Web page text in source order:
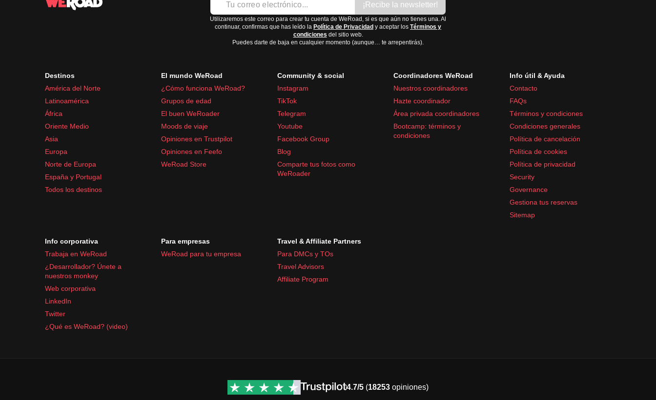
¡Recibe la newsletter!
Utilizaremos este correo para crear tu cuenta de WeRoad, si es que aún no tienes una. Al
continuar, confirmas que has leído la Política de Privacidad y aceptar los Términos y
condiciones del sitio web.
Puedes darte de baja en cualquier momento (aunque… te arrepentirás).
Destinos
América del Norte
Latinoamérica
África
Oriente Medio
Asia
Europa
Norte de Europa
España y Portugal
Todos los destinos
El mundo WeRoad
¿Cómo funciona WeRoad?
Grupos de edad
El buen WeRoader
Moods de viaje
Opiniones en Trustpilot
Opiniones en Feefo
WeRoad Store
Community & social
Instagram
TikTok
Telegram
Youtube
Facebook Group
Blog
Comparte tus fotos como
WeRoader
Coordinadores WeRoad
Nuestros coordinadores
Hazte coordinador
Área privada coordinadores
Bootcamp: términos y
condiciones
Info útil & Ayuda
Contacto
FAQs
Términos y condiciones
Condiciones generales
Política de cancelación
Política de cookies
Política de privacidad
Security
Governance
Gestiona tus reservas
Sitemap
Info corporativa
Trabaja en WeRoad
¿Desarrollador? Únete a
nuestros monkey
Web corporativa
LinkedIn
Twitter
¿Qué es WeRoad? (video)
Para empresas
WeRoad para tu empresa
Travel & Affiliate Partners
Para DMCs y TOs
Travel Advisors
Affiliate Program
4.7/5 (18253 opiniones)